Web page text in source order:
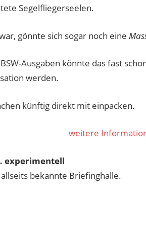
Segelfliegerseelen.
gönnte sich sogar noch eine
Ausgaben könnte das fast
werden.
künftig direkt mit einpacken.
weitere
experimentell
bekannte Briefinghalle.